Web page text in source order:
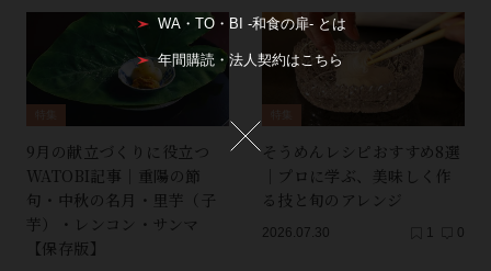
9月の献立づくりに役立つ
WATOBI記事｜重陽の節
句・中秋の名月・里芋（子
芋）・レンコン・サンマ
【保存版】
そうめんレシピおすすめ8選
｜プロに学ぶ、美味しく作
る技と旬のアレンジ
2026.07.30 1 0
WA・TO・BI -和食の扉- とは
年間購読・法人契約はこちら